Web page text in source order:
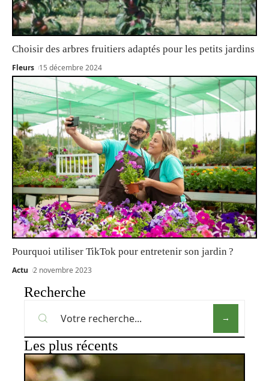
Choisir des arbres fruitiers adaptés pour les petits jardins
Fleurs 15 décembre 2024
Pourquoi utiliser TikTok pour entretenir son jardin ?
Actu 2 novembre 2023
Recherche
Les plus récents